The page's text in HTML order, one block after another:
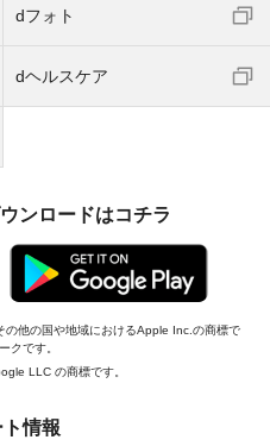
dフォト
dヘルスケア
ンロードはコチラ
他の国や地域におけるApple Inc.の商標で
クです。
LLC の商標です。
情報